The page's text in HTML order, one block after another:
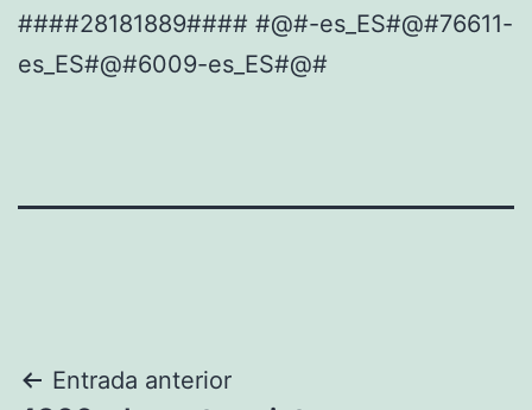
####28181889#### #@#-es_ES#@#76611-
es_ES#@#6009-es_ES#@#
Navegación
Entrada anterior